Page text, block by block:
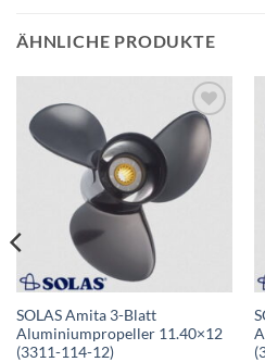
ÄHNLICHE PRODUKTE
Auf die
Wunschliste
SOLAS Amita 3-Blatt
Aluminiumpropeller 11.40×12
(3311-114-12)